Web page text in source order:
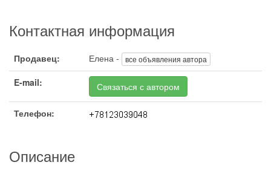
Контактная информация
Продавец: Елена - все объявления автора
E-mail: Связаться с автором
Телефон:
Описание